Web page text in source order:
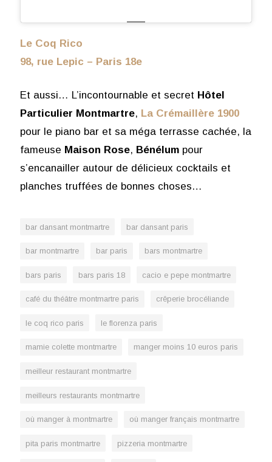
Le Coq Rico
98, rue Lepic – Paris 18e
Et aussi… L’incontournable et secret Hôtel
Particulier Montmartre, La Crémaillère 1900
pour le piano bar et sa méga terrasse cachée, la
fameuse Maison Rose, Bénélumpour
s’encanailler autour de délicieux cocktails et
planches truffées de bonnes choses…
bar dansant montmartre bar dansant paris
bar montmartre bar paris bars montmartre
bars paris bars paris 18 cacio e pepe montmartre
café du théâtre montmartre paris crêperie brocéliande
le coq rico paris le florenza paris
mamie colette montmartre manger moins 10 euros paris
meilleur restaurant montmartre
meilleurs restaurants montmartre
où manger à montmartre où manger français montmartre
pita paris montmartre pizzeria montmartre